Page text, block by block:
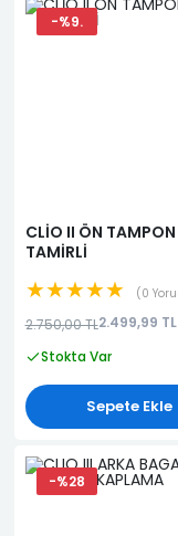
-%9.
CLİO II ÖN TAMPON
TAMİRLİ
★★★★★ 0
2.750,00 TL2.499,99 TL
Stokta Var
Sepete Ekle
-%28